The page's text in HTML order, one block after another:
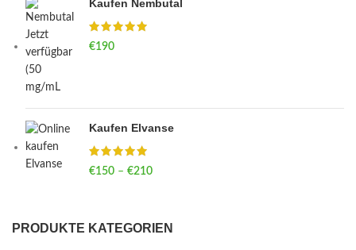
Kaufen Nembutal
€190
Kaufen Elvanse
€150 – €210
PRODUKTE KATEGORIEN